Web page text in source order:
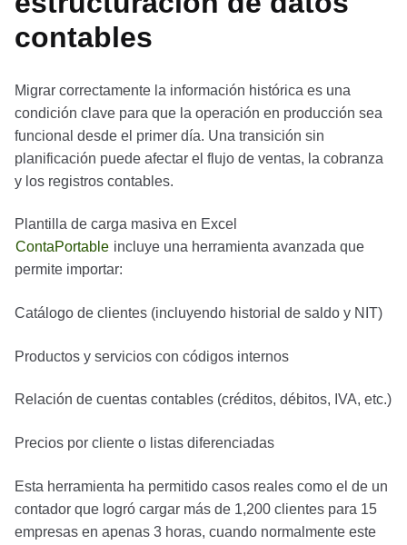
contables
Migrar correctamente la información histórica es una
condición clave para que la operación en producción sea
funcional desde el primer día. Una transición sin
planificación puede afectar el flujo de ventas, la cobranza
y los registros contables.
Plantilla de carga masiva en Excel
ContaPortable incluye una herramienta avanzada que
permite importar:
Catálogo de clientes (incluyendo historial de saldo y NIT)
Productos y servicios con códigos internos
Relación de cuentas contables (créditos, débitos, IVA, etc.)
Precios por cliente o listas diferenciadas
Esta herramienta ha permitido casos reales como el de un
contador que logró cargar más de 1,200 clientes para 15
empresas en apenas 3 horas, cuando normalmente este